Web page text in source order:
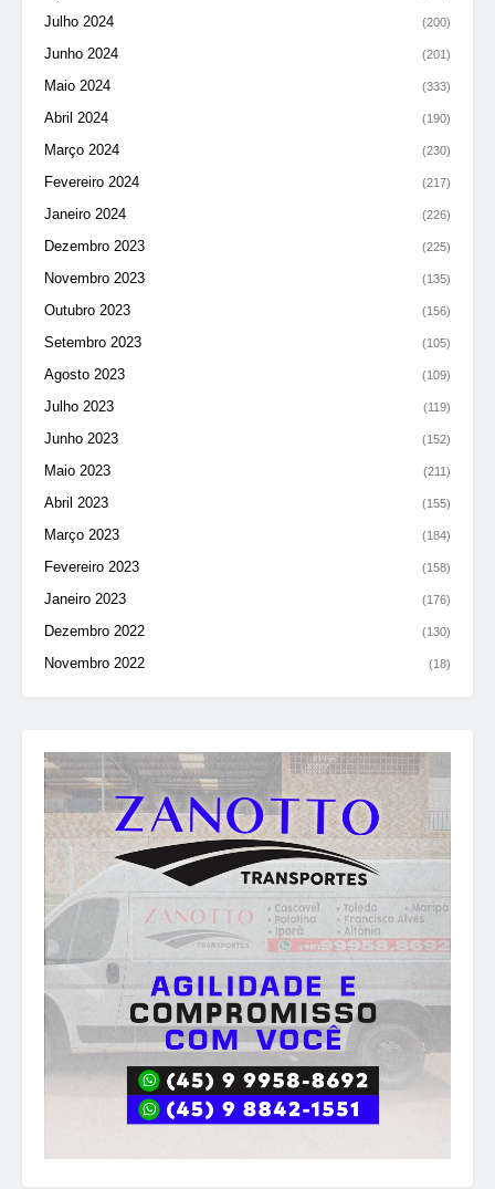
Julho 2024 (200)
Junho 2024 (201)
Maio 2024 (333)
Abril 2024 (190)
Março 2024 (230)
Fevereiro 2024 (217)
Janeiro 2024 (226)
Dezembro 2023 (225)
Novembro 2023 (135)
Outubro 2023 (156)
Setembro 2023 (105)
Agosto 2023 (109)
Julho 2023 (119)
Junho 2023 (152)
Maio 2023 (211)
Abril 2023 (155)
Março 2023 (184)
Fevereiro 2023 (158)
Janeiro 2023 (176)
Dezembro 2022 (130)
Novembro 2022 (18)